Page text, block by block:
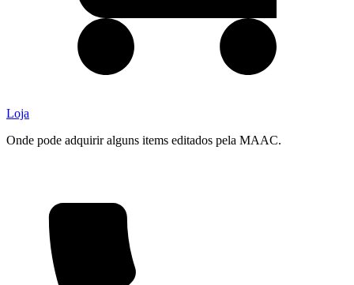
Loja
Onde pode adquirir alguns items editados pela MAAC.